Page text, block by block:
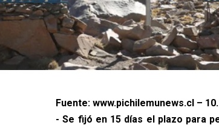
Fuente: www.pichilemunews.cl –
- Se fijó en 15 días el plazo para